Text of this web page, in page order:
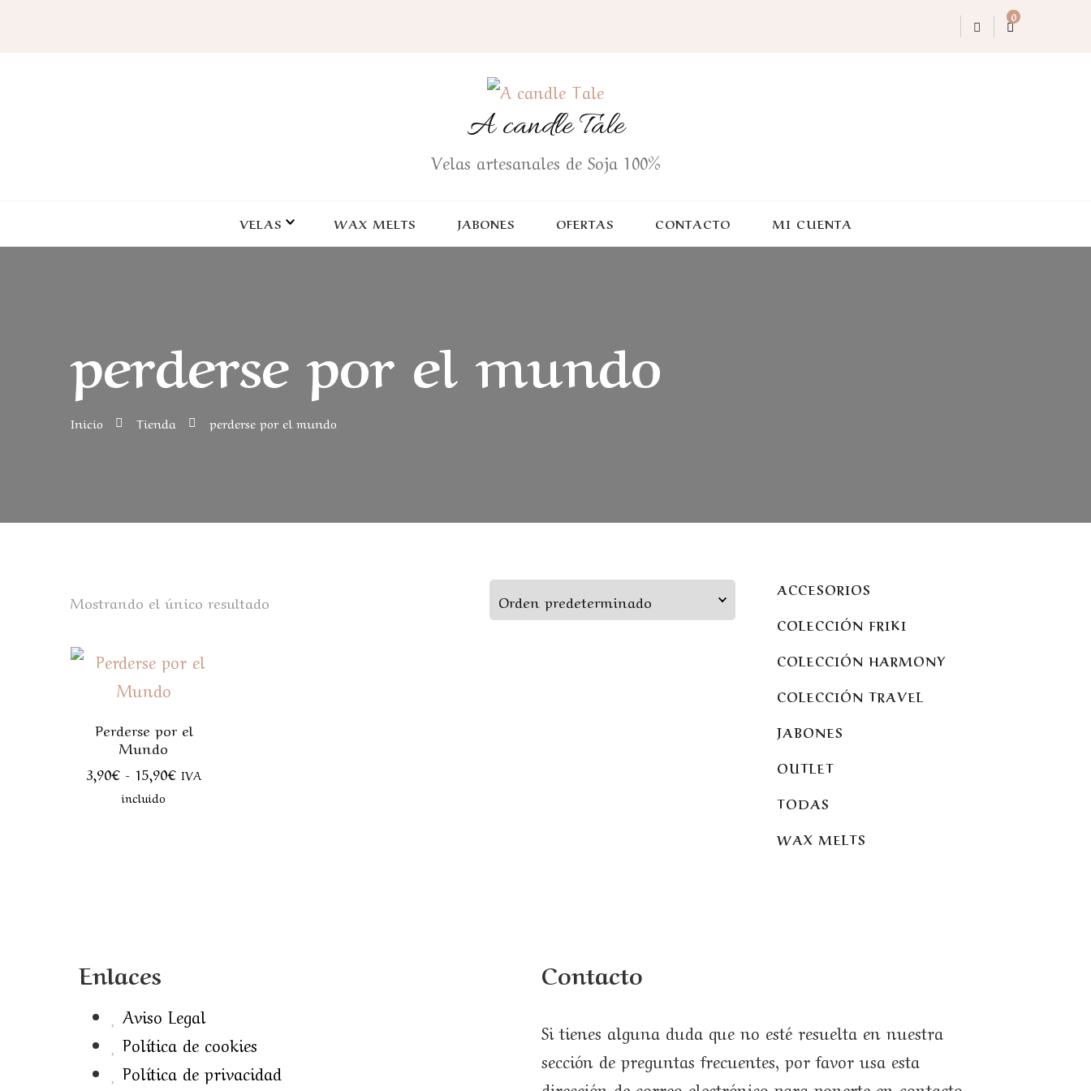
0
A candle Tale
Velas artesanales de Soja 100%
VELAS WAX MELTS JABONES OFERTAS CONTACTO MI CUENTA
perderse por el mundo
Inicio Tienda perderse por el mundo
Mostrando el único resultado
Perderse por el
Mundo
3,90€ - 15,90€ IVA
incluido
ACCESORIOS
COLECCIÓN FRIKI
COLECCIÓN HARMONY
COLECCIÓN TRAVEL
JABONES
OUTLET
TODAS
WAX MELTS
Enlaces
Aviso Legal
Política de cookies
Política de privacidad
Contacto
Si tienes alguna duda que no esté resuelta en nuestra
sección de preguntas frecuentes, por favor usa esta